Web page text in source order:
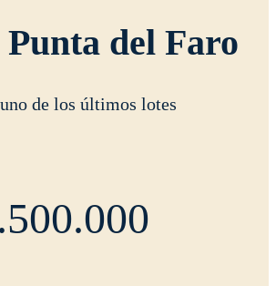
del Faro
de los últimos lotes